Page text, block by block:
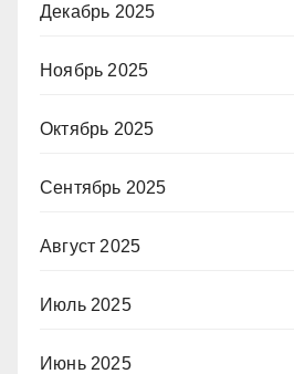
Декабрь 2025
Ноябрь 2025
Октябрь 2025
Сентябрь 2025
Август 2025
Июль 2025
Июнь 2025